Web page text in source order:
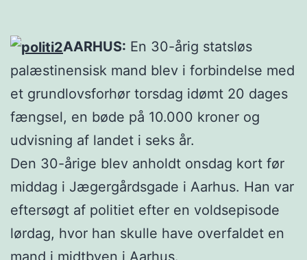
AARHUS: En 30-årig statsløs
palæstinensisk mand blev i forbindelse med
et grundlovsforhør torsdag idømt 20 dages
fængsel, en bøde på 10.000 kroner og
udvisning af landet i seks år.
Den 30-årige blev anholdt onsdag kort før
middag i Jægergårdsgade i Aarhus. Han var
eftersøgt af politiet efter en voldsepisode
lørdag, hvor han skulle have overfaldet en
mand i midtbyen i Aarhus.